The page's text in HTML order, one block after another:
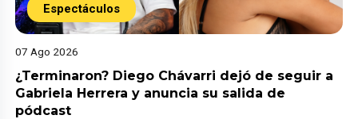
Espectáculos
07 Ago 2026
¿Terminaron? Diego Chávarri dejó de seguir a
Gabriela Herrera y anuncia su salida de
pódcast